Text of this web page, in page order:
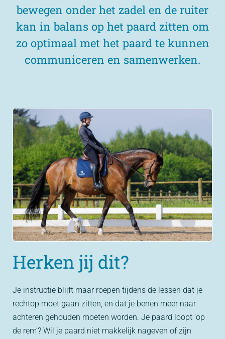
bewegen onder het zadel en de ruiter
kan in balans op het paard zitten om
zo optimaal met het paard te kunnen
communiceren en samenwerken.
Herken jij dit?
Je instructie blijft maar roepen tijdens de lessen dat je
rechtop moet gaan zitten, en dat je benen meer naar
achteren gehouden moeten worden. Je paard loopt ‘op
de rem’? Wil je paard niet makkelijk nageven of zijn